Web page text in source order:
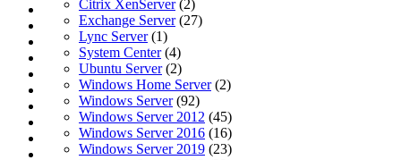
Citrix XenServer(2)
Exchange Server(27)
Lync Server(1)
System Center(4)
Ubuntu Server(2)
Windows Home Server(2)
Windows Server(92)
Windows Server 2012 (45)
Windows Server 2016 (16)
Windows Server 2019 (23)